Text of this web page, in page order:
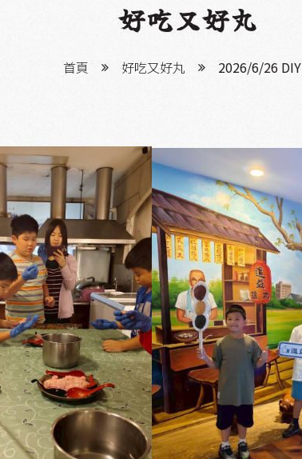
好吃又好丸
首頁 好吃又好丸 2026/6/26 DIY